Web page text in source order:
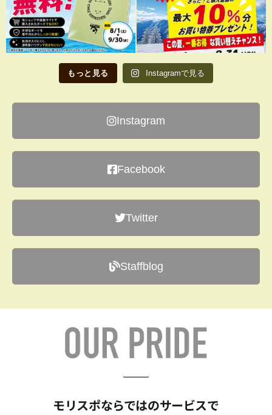
もっと見る Instagramで見る
Instagram
Facebook
Twitter
Staffblog
モリスポならではのサービスで